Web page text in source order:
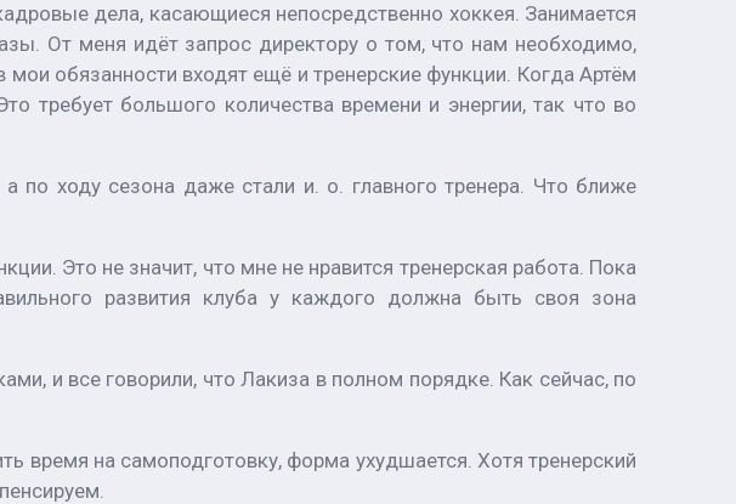
дела, касающиеся непосредственно хоккея. Занимается
От меня идёт запрос директору о том, что нам необходимо,
обязанности входят ещё и тренерские функции. Когда Артём
требует большого количества времени и энергии, так что во
ходу сезона даже стали и. о. главного тренера. Что ближе
Это не значит, что мне не нравится тренерская работа. Пока
развития клуба у каждого должна быть своя зона
и все говорили, что Лакиза в полном порядке. Как сейчас, по
время на самоподготовку, форма ухудшается. Хотя тренерский